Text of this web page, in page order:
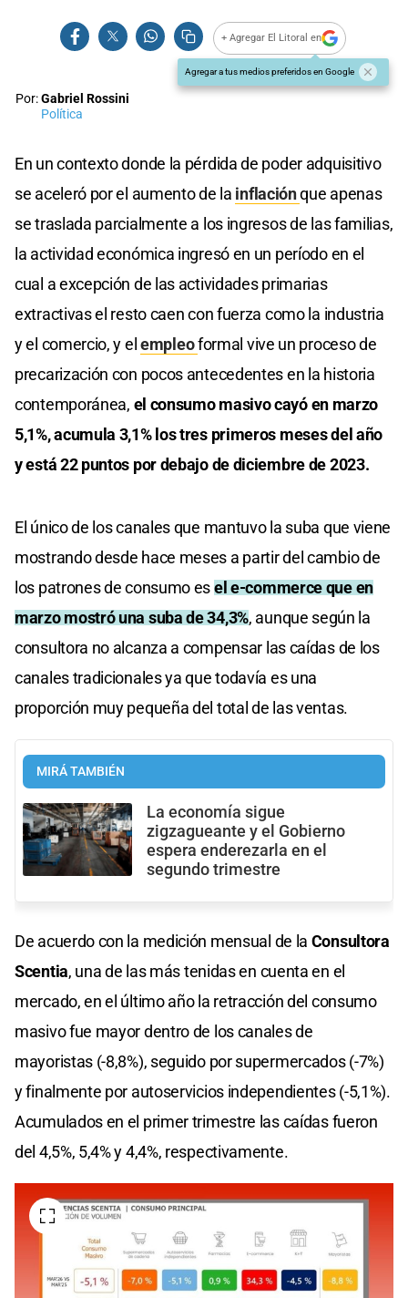
+ Agregar El Litoral en
Agregar a tus medios preferidos en Google
Por:Gabriel Rossini
Política
En un contexto donde la pérdida de poder adquisitivo
se aceleró por el aumento de la inflaciónque apenas
se traslada parcialmente a los ingresos de las familias,
la actividad económica ingresó en un período en el
cual a excepción de las actividades primarias
extractivas el resto caen con fuerza como la industria
y el comercio, y elempleoformal vive un proceso de
precarización con pocos antecedentes en la historia
contemporánea, el consumo masivo cayó en marzo
5,1%, acumula 3,1% los tres primeros meses del año
y está 22 puntos por debajo de diciembre de 2023.
El único de los canales que mantuvo la suba que viene
mostrando desde hace meses a partir del cambio de
los patrones de consumo esel e-commerce que en
marzo mostró una suba de 34,3%, aunque según la
consultora no alcanza a compensar las caídas de los
canales tradicionales ya que todavía es una
proporción muy pequeña del total de las ventas.
MIRÁ TAMBIÉN
La economía sigue
zigzagueante y el Gobierno
espera enderezarla en el
segundo trimestre
De acuerdo con la medición mensual de la Consultora
Scentia, una de las más tenidas en cuenta en el
mercado, en el último año la retracción del consumo
masivo fue mayor dentro de los canales de
mayoristas (-8,8%), seguido por supermercados (-7%)
y finalmente por autoservicios independientes (-5,1%).
Acumulados en el primer trimestre las caídas fueron
del 4,5%, 5,4% y 4,4%, respectivamente.